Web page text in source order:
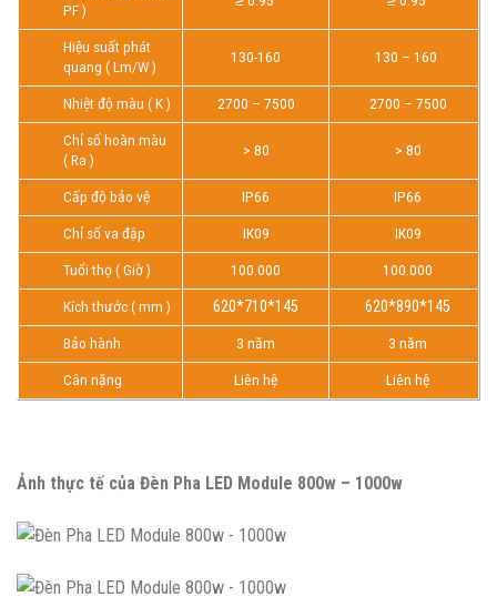
PF )
Hiệu suất phát
quang ( Lm/W )
130-160 130 – 160
Nhiệt độ màu ( K ) 2700 – 7500 2700 – 7500
Chỉ số hoàn màu
( Ra )
> 80 > 80
Cấp độ bảo vệ IP66 IP66
Chỉ số va đập IK09 IK09
Tuổi thọ ( Giờ ) 100.000 100.000
Kích thước ( mm ) 620*710*145 620*890*145
Bảo hành 3 năm 3 năm
Cân nặng Liên hệ Liên hệ
Ảnh thực tế của Đèn Pha LED Module 800w – 1000w